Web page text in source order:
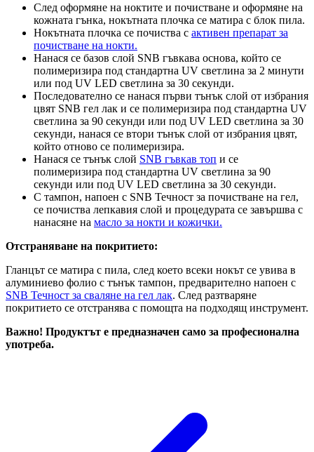
След оформяне на ноктите и почистване и оформяне на
кожната гънка, нокътната плочка се матира с блок пила.
Нокътната плочка се почиства с активен препарат за
почистване на нокти.
Нанася се базов слой SNB гъвкава основа, който се
полимеризира под стандартна UV светлина за 2 минути
или под UV LED светлина за 30 секунди.
Последователно се нанася първи тънък слой от избрания
цвят SNB гел лак и се полимеризира под стандартна UV
светлина за 90 секунди или под UV LED светлина за 30
секунди, нанася се втори тънък слой от избрания цвят,
който отново се полимеризира.
Нанася се тънък слой SNB гъвкав топ и се
полимеризира под стандартна UV светлина за 90
секунди или под UV LED светлина за 30 секунди.
С тампон, напоен с SNB Течност за почистване на гел,
се почиства лепкавия слой и процедурата се завършва с
нанасяне на масло за нокти и кожички.
Отстраняване на покритието:
Гланцът се матира с пила, след което всеки нокът се увива в
алуминиево фолио с тънък тампон, предварително напоен с
SNB Течност за сваляне на гел лак. След разтваряне
покритието се отстранява с помощта на подходящ инструмент.
Важно! Продуктът е предназначен само за професионална
употреба.